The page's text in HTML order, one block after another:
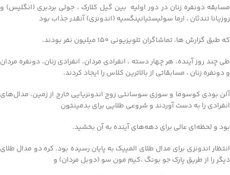
مسابقه دونفره زنان در دور اولیه بین گیل کلارک ، جولی بردبری (انگلیس) و
روزیانا تندئان ، ارما سولیستیانینگسیه (اندونزی) آنقدر جذاب بود
که طبق گزارش ها، تماشاگران تلویزیونی 150 میلیون نفر بودند.
طی چند روز آینده، هر چهار دسته ، انفرادی مردان، انفرادی زنان، دونفره مردان
و دونفره زنان ، مسابقاتی از بالاترین کلاس را ایجاد کردند.
آلن بودی کوسوما و سوزی سوسانتی زوج اندونزیایی خارج از زمین، مدال‌های
انفرادی را به دست آوردند و شروعی طلایی برای بدمینتون
بود و لحظه‌ای عالی برای دهه‌های آینده به آن بخشید.
انتظار اندونزی برای مدال طلای المپیک به پایان رسیده بود. کره دو مدال طلای
دیگر را از طریق پارک جو بونگ ،کیم مون سو (دوبل مردان) و